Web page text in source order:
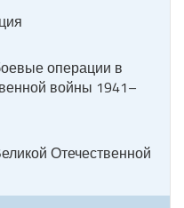
операции в
войны 1941–
Отечественной